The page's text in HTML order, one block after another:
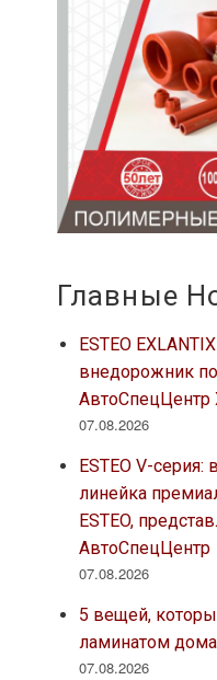
Главные
ESTEO
внедорожник
АвтоСпецЦентр
07.08.2026
ESTEO V-серия:
линейка
ESTEO,
АвтоСпецЦентр
07.08.2026
5 вещей,
ламинатом дома
07.08.2026